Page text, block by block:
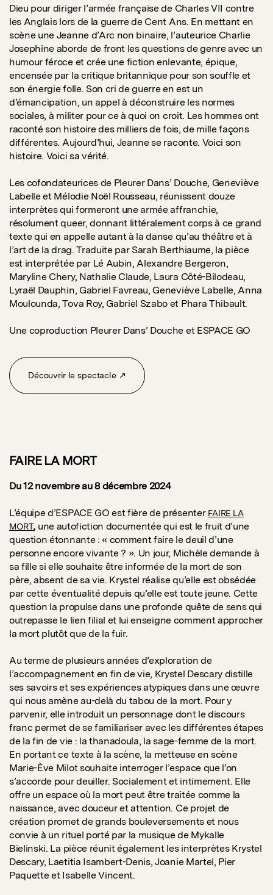
Dieu pour diriger l’armée française de Charles VII contre
les Anglais lors de la guerre de Cent Ans. En mettant en
scène une Jeanne d’Arc non binaire, l’auteurice Charlie
Josephine aborde de front les questions de genre avec un
humour féroce et crée une fiction enlevante, épique,
encensée par la critique britannique pour son souffle et
son énergie folle. Son cri de guerre en est un
d’émancipation, un appel à déconstruire les normes
sociales, à militer pour ce à quoi on croit. Les hommes ont
raconté son histoire des milliers de fois, de mille façons
différentes. Aujourd’hui, Jeanne se raconte. Voici son
histoire. Voici sa vérité.
Les cofondateurices de Pleurer Dans’ Douche, Geneviève
Labelle et Mélodie Noël Rousseau, réunissent douze
interprètes qui formeront une armée affranchie,
résolument queer, donnant littéralement corps à ce grand
texte qui en appelle autant à la danse qu’au théâtre et à
l’art de la drag. Traduite par Sarah Berthiaume, la pièce
est interprétée par Lé Aubin, Alexandre Bergeron,
Maryline Chery, Nathalie Claude, Laura Côté-Bilodeau,
Lyraël Dauphin, Gabriel Favreau, Geneviève Labelle, Anna
Moulounda, Tova Roy, Gabriel Szabo et Phara Thibault.
Une coproduction Pleurer Dans’ Douche et ESPACE GO
Découvrir le spectacle ↗
FAIRE LA MORT
Du 12 novembre au 8 décembre 2024
L’équipe d’ESPACE GO est fière de présenter FAIRE LA
MORT, une autofiction documentée qui est le fruit d’une
question étonnante : « comment faire le deuil d’une
personne encore vivante ? ». Un jour, Michèle demande à
sa fille si elle souhaite être informée de la mort de son
père, absent de sa vie. Krystel réalise qu’elle est obsédée
par cette éventualité depuis qu’elle est toute jeune. Cette
question la propulse dans une profonde quête de sens qui
outrepasse le lien filial et lui enseigne comment approcher
la mort plutôt que de la fuir.
Au terme de plusieurs années d’exploration de
l’accompagnement en fin de vie, Krystel Descary distille
ses savoirs et ses expériences atypiques dans une œuvre
qui nous amène au-delà du tabou de la mort. Pour y
parvenir, elle introduit un personnage dont le discours
franc permet de se familiariser avec les différentes étapes
de la fin de vie : la thanadoula, la sage-femme de la mort.
En portant ce texte à la scène, la metteuse en scène
Marie-Ève Milot souhaite interroger l’espace que l’on
s’accorde pour deuiller. Socialement et intimement. Elle
offre un espace où la mort peut être traitée comme la
naissance, avec douceur et attention. Ce projet de
création promet de grands bouleversements et nous
convie à un rituel porté par la musique de Mykalle
Bielinski. La pièce réunit également les interprètes Krystel
Descary, Laetitia Isambert-Denis, Joanie Martel, Pier
Paquette et Isabelle Vincent.